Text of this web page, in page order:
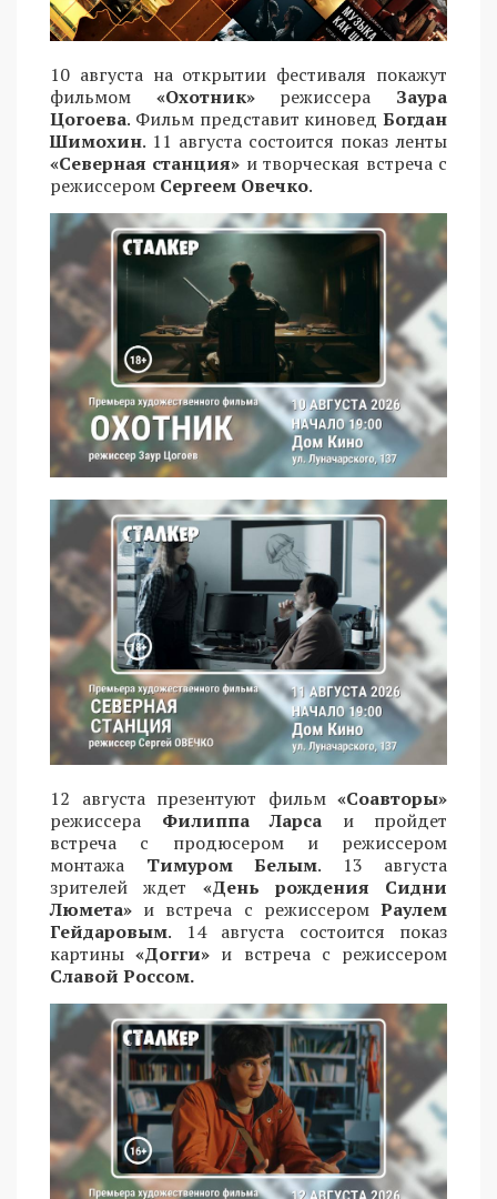
10 августа на открытии фестиваля покажут
фильмом «Охотник»режиссера Заура
Цогоева. Фильм представит киновед Богдан
Шимохин. 11 августа состоится показ ленты
«Северная станция» и творческая встреча с
режиссером Сергеем Овечко.
12 августа презентуют фильм «Соавторы»
режиссера Филиппа Ларса и пройдет
встреча с продюсером и режиссером
монтажа Тимуром Белым. 13 августа
зрителей ждет «День рождения Сидни
Люмета» и встреча с режиссером Раулем
Гейдаровым. 14 августа состоится показ
картины«Догги» и встреча с режиссером
Славой Россом.